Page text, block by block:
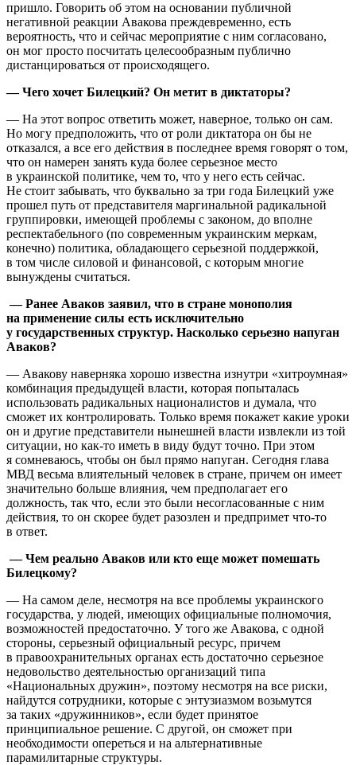
пришло. Говорить об этом на основании публичной
негативной реакции Авакова преждевременно, есть
вероятность, что и сейчас мероприятие с ним согласовано,
он мог просто посчитать целесообразным публично
дистанцироваться от происходящего.
— Чего хочет Билецкий? Он метит в диктаторы?
— На этот вопрос ответить может, наверное, только он сам.
Но могу предположить, что от роли диктатора он бы не
отказался, а все его действия в последнее время говорят о том,
что он намерен занять куда более серьезное место
в украинской политике, чем то, что у него есть сейчас.
Не стоит забывать, что буквально за три года Билецкий уже
прошел путь от представителя маргинальной радикальной
группировки, имеющей проблемы с законом, до вполне
респектабельного (по современным украинским меркам,
конечно) политика, обладающего серьезной поддержкой,
в том числе силовой и финансовой, с которым многие
вынуждены считаться.
— Ранее Аваков заявил, что в стране монополия
на применение силы есть исключительно
у государственных структур. Насколько серьезно напуган
Аваков?
— Авакову наверняка хорошо известна изнутри «хитроумная»
комбинация предыдущей власти, которая попыталась
использовать радикальных националистов и думала, что
сможет их контролировать. Только время покажет какие уроки
он и другие представители нынешней власти извлекли из той
ситуации, но как-то иметь в виду будут точно. При этом
я сомневаюсь, чтобы он был прямо напуган. Сегодня глава
МВД весьма влиятельный человек в стране, причем он имеет
значительно больше влияния, чем предполагает его
должность, так что, если это были несогласованные с ним
действия, то он скорее будет разозлен и предпримет что-то
в ответ.
— Чем реально Аваков или кто еще может помешать
Билецкому?
— На самом деле, несмотря на все проблемы украинского
государства, у людей, имеющих официальные полномочия,
возможностей предостаточно. У того же Авакова, с одной
стороны, серьезный официальный ресурс, причем
в правоохранительных органах есть достаточно серьезное
недовольство деятельностью организаций типа
«Национальных дружин», поэтому несмотря на все риски,
найдутся сотрудники, которые с энтузиазмом возьмутся
за таких «дружинников», если будет принятое
принципиальное решение. С другой, он сможет при
необходимости опереться и на альтернативные
парамилитарные структуры.